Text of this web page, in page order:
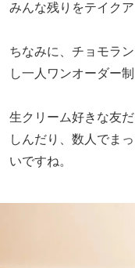
みんな残りをテイク
ちなみに、チョモラ
し一人ワンオーダー制
生クリーム好きな友
しんだり、数人でま
いですね。